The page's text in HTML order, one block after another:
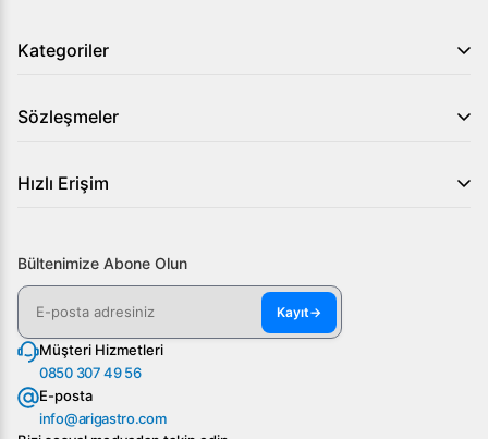
Kategoriler
Sözleşmeler
Hızlı Erişim
Bültenimize Abone Olun
Kayıt→
Müşteri Hizmetleri
0850 307 49 56
E-posta
info@arigastro.com